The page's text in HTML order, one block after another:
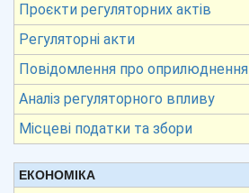
Проєкти регуляторних актів
Регуляторні акти
Повідомлення про оприлюднення
Аналіз регуляторного впливу
Місцеві податки та збори
ЕКОНОМІКА